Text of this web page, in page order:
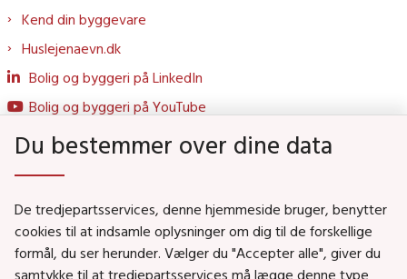
Kend din byggevare
Huslejenaevn.dk
Bolig og byggeri på LinkedIn
Bolig og byggeri på YouTube
Social- og Boligministeriet
Job i Social- og Boligstyrelsen
Du bestemmer over dine data
De tredjepartsservices, denne hjemmeside bruger, benytter
cookies til at indsamle oplysninger om dig til de forskellige
formål, du ser herunder. Vælger du "Accepter alle", giver du
samtykke til at tredjepartsservices må lægge denne type